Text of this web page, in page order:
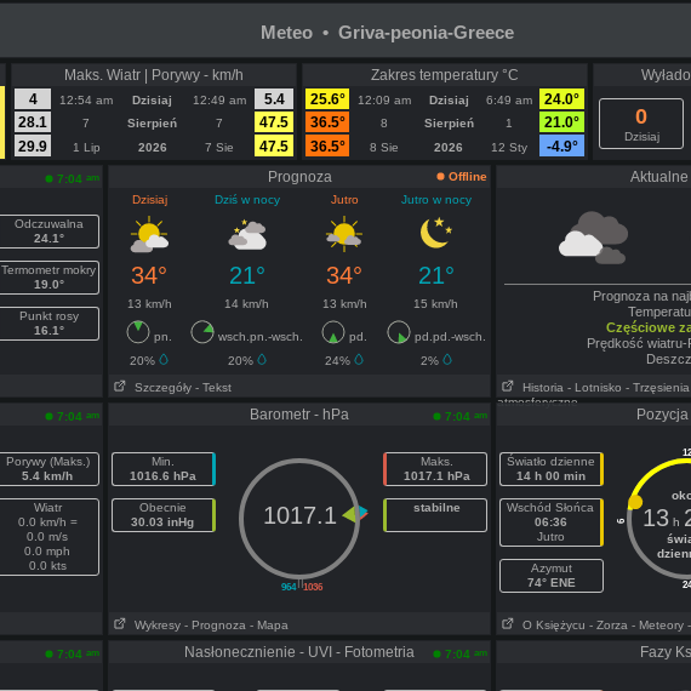
Meteo • Griva-peonia-Greece
Maks. Wiatr | Porywy - km/h
4
12:54 am Dzisiaj 12:49 am
5.4
28.1
7 Sierpień 7
47.5
29.9
1 Lip 2026 7 Sie 47.5
Zakres temperatury °C
25.6°
12:09 am Dzisiaj 6:49 am
24.0°
36.5°
8 Sierpień 1
21.0°
36.5°
8 Sie 2026 12 Sty -4.9°
0
Dzisiaj
7:04 am
Odczuwalna
24.1°
Termometr mokry
19.0°
Punkt rosy
16.1°
Prognoza
Offline
Dzisiaj
Dziś w nocy Jutro Jutro w nocy
34° 21° 34° 21°
13 km/h 14 km/h 13 km/h 15 km/h
pn. wsch.pn.-wsch. pd.
pd.pd.-wsch.
20%
20% 24%
2%
Szczegóły - Tekst
Prognoza na
Częściowe
Prędkość wiatru-
Deszcz
Historia - Lotnisko -
atmosferyczne
7:04 am
Porywy (Maks.)
5.4 km/h
Wiatr
0.0 km/h =
0.0 m/s
0.0 mph
0.0 kts
Barometr - hPa 7:04 am
Min.
1016.6 hPa
Obecnie
30.03 inHg
||
964 1036
1017.1
Maks.
1017.1 hPa
stabilne
Wykresy - Prognoza - Mapa
Pozycja
Światło dzienne
14 h 00 min
Wschód Słońca
06:36
Jutro
Azymut
74° ENE
6 13h
O Księżycu - Zorza - Meteory
7:04 am Nasłonecznienie - UVI - Fotometria 7:04 am Fazy